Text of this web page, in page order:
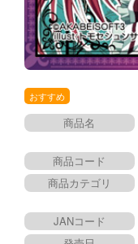
おすすめ
商品名
商品コード
商品カテゴリ
JANコード